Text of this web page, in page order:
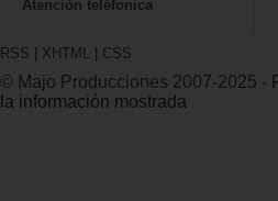
Atención teléfonica
RSS | XHTML | CSS
© Majo Producciones 2007-2025 -
la información mostrada